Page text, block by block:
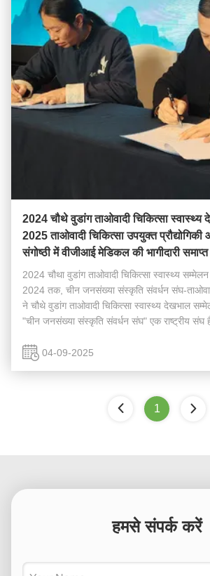
2024 चौथे वुडांग ताओवादी चिकित्सा
2025 ताओवादी चिकित्सा उपयुक्त
संगोष्ठी में वीजीआई मेडिकल की भागीदारी
2024 चौथा वुडांग ताओवादी चिकित्सा स्वास्थ्य
2024 तक, चीन जनसंख्या संस्कृति संवर्धन संघ-ताओवादी
ने चौथे वुडांग ताओवादी चिकित्सा स्वास्थ्य देखभाल
"चीन जनसंख्या संस्कृति संवर्धन संघ" एक राष्ट्रीय संघ है
04-09-2025
1
हमसे संपर्क करें